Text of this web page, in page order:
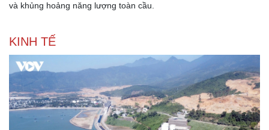
và khủng hoảng năng lượng toàn cầu.
KINH TẾ